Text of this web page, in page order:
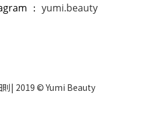
： yumi.beauty
| 2019 © Yumi Beauty